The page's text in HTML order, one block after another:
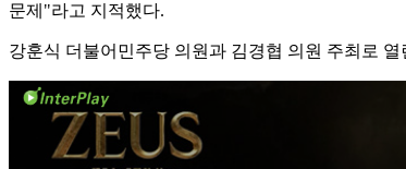
문제"라고 지적했다.
강훈식 더불어민주당 의원과 김경협 의원 주최로